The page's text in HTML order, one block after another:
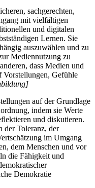
sachgerechten,
mit vielfältigen
und digitalen
Lernen. Sie
auszuwählen und zu
Mediennutzung zu
dass Medien und
Vorstellungen, Gefühle
auf der Grundlage
indem sie Werte
und diskutieren.
der Toleranz, der
im Umgang
dem Menschen und vor
die Fähigkeit und
Demokratie